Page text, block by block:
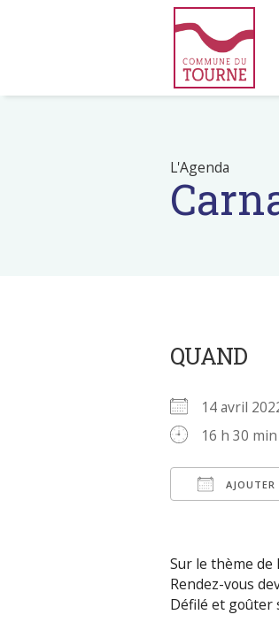
L'Agenda
QUAND
14 avril
16 h 30
AJOUTER
Sur le thème de
Rendez-vous
Défilé et goûter